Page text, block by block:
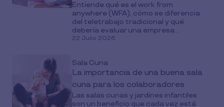
Entiende qué es el work from
anywhere (WFA), cómo se diferencia
del teletrabajo tradicional y qué
debería evaluar una empresa...
22 Julio 2026
Sala Cuna
La importancia de una buena sala
cuna para los colaboradores
Las salas cunas y jardines infantiles
son un beneficio que cada vez está